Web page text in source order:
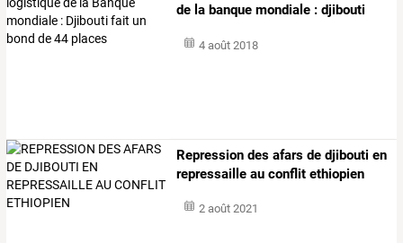
de la banque mondiale : djibouti
4 août 2018
Repression des afars de djibouti en
repressaille au conflit ethiopien
2 août 2021